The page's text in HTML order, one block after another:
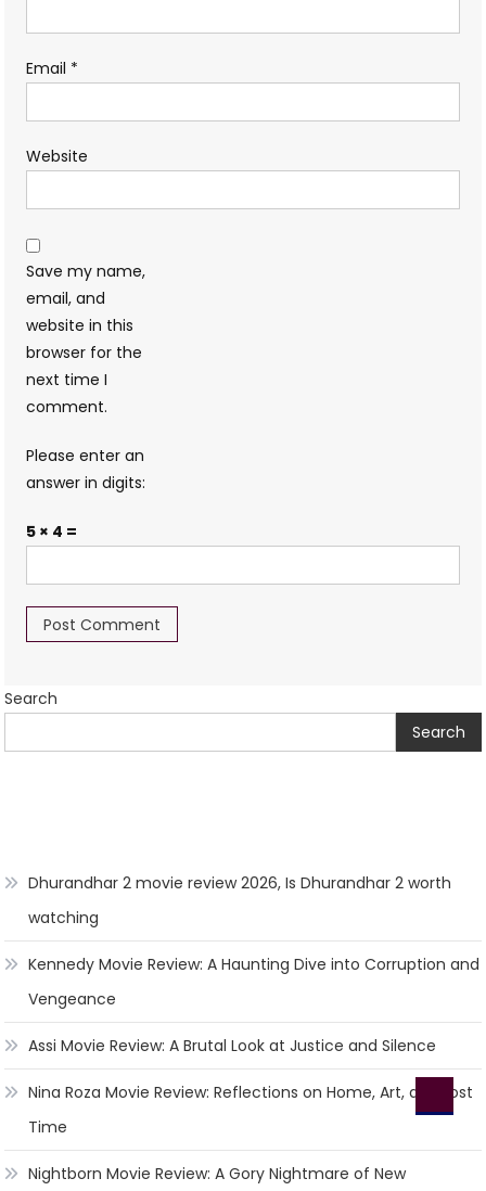
Email *
Website
Save my name,
email, and
website in this
browser for the
next time I
comment.
Please enter an
answer in digits:
5 × 4 =
Search
Search
Dhurandhar 2 movie review 2026, Is Dhurandhar 2 worth
watching
Kennedy Movie Review: A Haunting Dive into Corruption and
Vengeance
Assi Movie Review: A Brutal Look at Justice and Silence
Nina Roza Movie Review: Reflections on Home, Art, and Lost
Time
Nightborn Movie Review: A Gory Nightmare of New